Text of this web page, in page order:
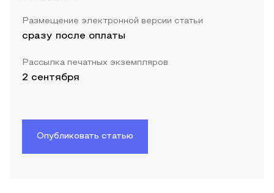
Размещение электронной версии статьи
сразу после оплаты
Рассылка печатных экземпляров
2 сентября
Опубликовать статью